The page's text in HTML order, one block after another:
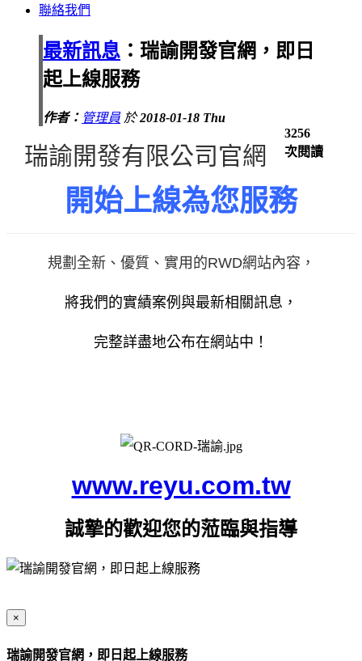
聯絡我們
最新訊息 ：瑞諭開發官網，即日
起上線服務
作者： 管理員 於2018-01-18 Thu
3256
次閱讀
瑞諭開發有限公司官網
開始上線為您服務
規劃全新、優質、實用的RWD網站內容，
將我們的實績案例與最新相關訊息，
完整詳盡地公布在網站中 ！
www.reyu.com.tw
誠摯的歡迎您的蒞臨與指導
×
瑞諭開發官網，即日起上線服務